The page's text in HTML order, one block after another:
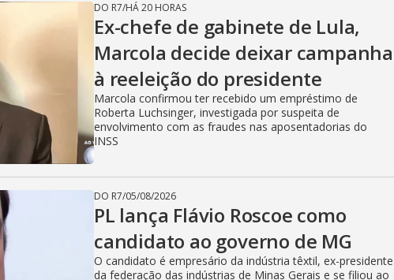
DO R7/HÁ 20 HORAS
Ex-chefe de gabinete de Lula,
Marcola decide deixar campanha
à reeleição do presidente
Marcola confirmou ter recebido um empréstimo de
Roberta Luchsinger, investigada por suspeita de
envolvimento com as fraudes nas aposentadorias do
INSS
DO R7/05/08/2026
PL lança Flávio Roscoe como
candidato ao governo de MG
O candidato é empresário da indústria têxtil, ex-presidente
da federação das indústrias de Minas Gerais e se filiou ao